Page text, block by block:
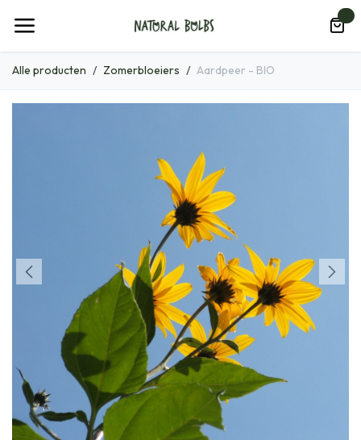
Alle producten Zomerbloeiers Aardpeer - BIO